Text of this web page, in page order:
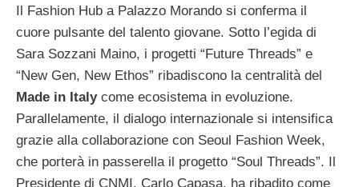
Il Fashion Hub a Palazzo Morando si conferma il
cuore pulsante del talento giovane. Sotto l’egida di
Sara Sozzani Maino, i progetti “Future Threads” e
“New Gen, New Ethos” ribadiscono la centralità del
Made in Italycome ecosistema in evoluzione.
Parallelamente, il dialogo internazionale si intensifica
grazie alla collaborazione con Seoul Fashion Week,
che porterà in passerella il progetto “Soul Threads”. Il
Presidente di CNMI, Carlo Capasa, ha ribadito come